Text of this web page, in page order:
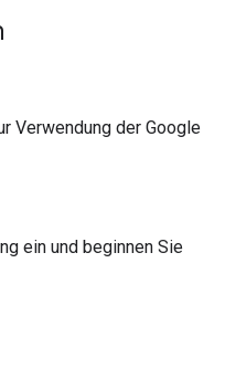
Verwendung der Google
ein und beginnen Sie